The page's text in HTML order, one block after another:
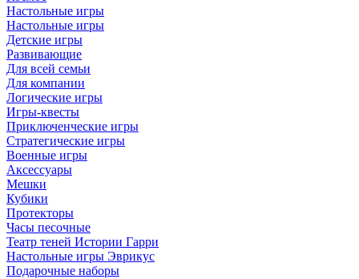
Настольные игры
Настольные игры
Детские игры
Развивающие
Для всей семьи
Для компании
Логические игры
Игры-квесты
Приключенческие игры
Стратегические игры
Военные игры
Аксессуары
Мешки
Кубики
Протекторы
Часы песочные
Театр теней Истории Гарри
Настольные игры Эврикус
Подарочные наборы